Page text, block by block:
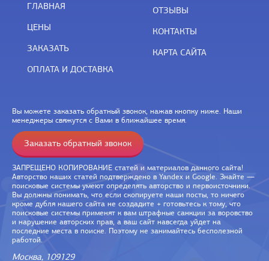
ГЛАВНАЯ
ЦЕНЫ
ЗАКАЗАТЬ
ОПЛАТА И ДОСТАВКА
ОТЗЫВЫ
КОНТАКТЫ
КАРТА САЙТА
Вы можете заказать обратный звонок, нажав кнопку ниже. Наши
менеджеры свяжутся с Вами в ближайшее время.
Заказать обратный звонок
ЗАПРЕЩЕНО КОПИРОВАНИЕ статей и материалов данного сайта!
Авторство наших статей подтверждено в Yandex и Google. Знайте —
поисковые системы умеют определять авторство и первоисточники.
Вы должны понимать, что если скопируете наши посты, то ничего
кроме дубля нашего сайта не создадите + готовьтесь к тому, что
поисковые системы применят к вам штрафные санкции за воровство
и нарушение авторских прав, а ваш сайт навсегда уйдет на
последние места в поиске. Поэтому не занимайтесь бесполезной
работой.
Москва, 109129